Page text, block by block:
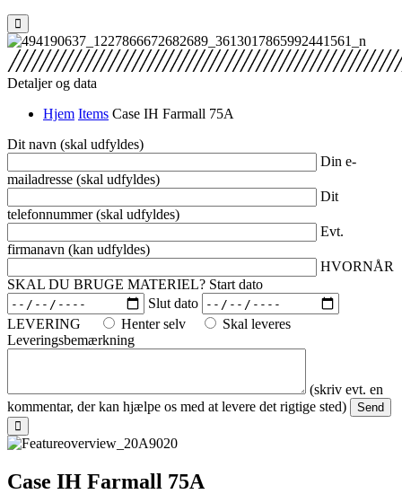
Detaljer og data
Hjem Items Case IH Farmall 75A
Dit navn (skal udfyldes)
Din e-
mailadresse (skal udfyldes)
Dit
telefonnummer (skal udfyldes)
Evt.
firmanavn (kan udfyldes)
HVORNÅR
SKAL DU BRUGE MATERIEL? Start dato
Slut dato
LEVERING
Henter selv
Skal leveres
Leveringsbemærkning
(skriv evt. en
kommentar, der kan hjælpe os med at levere det rigtige sted)
Case IH Farmall 75A